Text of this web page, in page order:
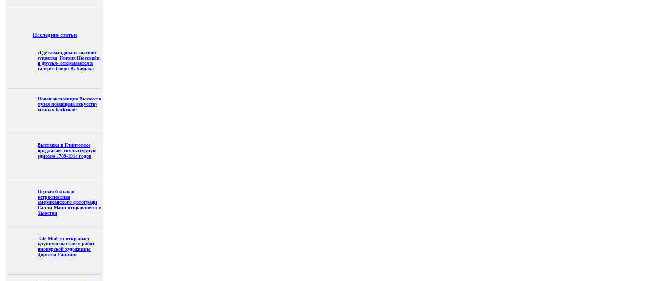
Последние статьи
«Где командовали высшие
существа: Генрих Нюссляйн
и друзья» открывается в
галерее Гвидо В. Баудаха
Новая экспозиция Высокого
музея посвящена искусству
южных backroads
Выставка в Глиптотеке
предлагает скульптурную
одиссею 1789-1914 годов
Первая большая
ретроспектива
американского фотографа
Салли Манн отправляется в
Хьюстон
Tate Modern открывает
крупную выставку работ
пионерской художницы
Доротеи Таннинг